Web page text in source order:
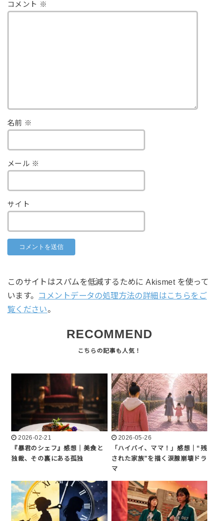
コメント ※
名前 ※
メール ※
サイト
このサイトはスパムを低減するために Akismet を使って
います。 コメントデータの処理方法の詳細はこちらをご
覧ください。
RECOMMEND
2026-02-21
『暴君のシェフ』感想｜美食と
独裁、その裏にある孤独
2026-05-26
「ハイバイ、ママ！」感想｜“残
された家族”を描く涙腺崩壊ドラ
マ